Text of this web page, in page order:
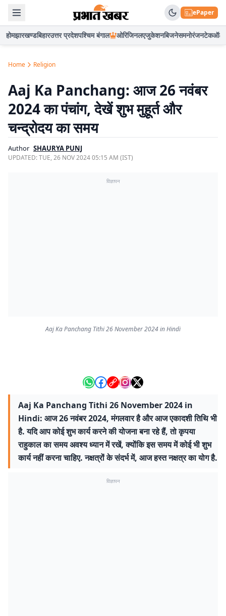
ePaper
होमझारखण्डबिहारउत्तर प्रदेशपश्चिम बंगाल ओरिजिनलएजुकेशनबिजनेसमनोरंजनटेकऑटो
Home Religion
Aaj Ka Panchang: आज 26 नवंबर
2024 का पंचांग, देखें शुभ मुहूर्त और
चन्द्रोदय का समय
Author SHAURYA PUNJ
UPDATED:TUE, 26 NOV 2024 05:15 AM (IST)
विज्ञापन
Aaj Ka Panchang Tithi 26 November 2024 in Hindi
Aaj Ka Panchang Tithi 26 November 2024 in
Hindi: आज 26 नवंबर 2024, मंगलवार है और आज एकादशी तिथि भी
है. यदि आप कोई शुभ कार्य करने की योजना बना रहे हैं, तो कृपया
राहुकाल का समय अवश्य ध्यान में रखें, क्योंकि इस समय में कोई भी शुभ
कार्य नहीं करना चाहिए. नक्षत्रों के संदर्भ में, आज हस्त नक्षत्र का योग है.
विज्ञापन